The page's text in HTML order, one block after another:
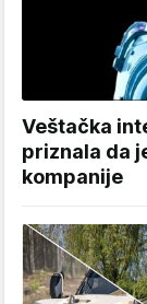
Veštačka
priznala da
kompanije